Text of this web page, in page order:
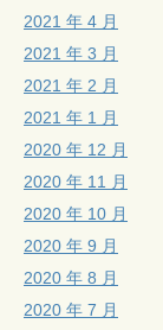
2021 年 4 月
2021 年 3 月
2021 年 2 月
2021 年 1 月
2020 年 12 月
2020 年 11 月
2020 年 10 月
2020 年 9 月
2020 年 8 月
2020 年 7 月